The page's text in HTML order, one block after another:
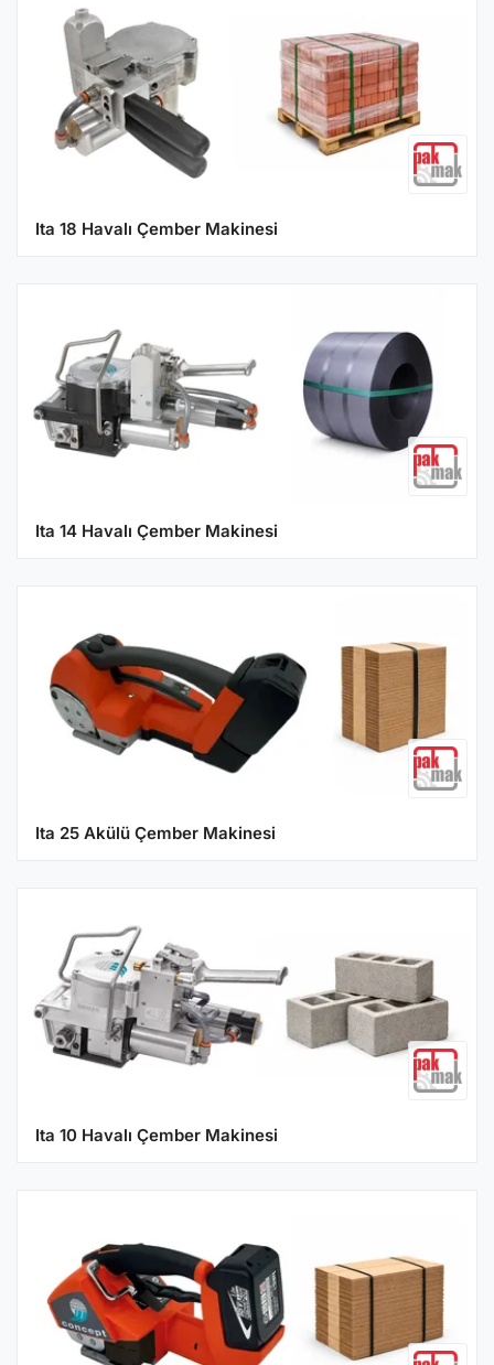
Ita 18 Havalı Çember Makinesi
Ita 14 Havalı Çember Makinesi
Ita 25 Akülü Çember Makinesi
Ita 10 Havalı Çember Makinesi